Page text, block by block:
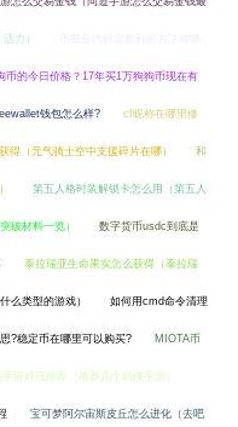
力）
币的今日价格？17年买1万狗狗币现在有
钱包怎么样? cf昵称在哪里修
得（元气骑士空中支援碎片在哪） 和
第五人格时装解锁卡怎么用（第五人
破材料一览） 数字货币usdc到底是
泰拉瑞亚生命果实怎么获得（泰拉瑞
么类型的游戏） 如何用cmd命令清理
?稳定币在哪里可以购买? MIOTA币
游好玩推荐（推荐几个武侠手游）
宝可梦阿尔宙斯皮丘怎么进化（去吧